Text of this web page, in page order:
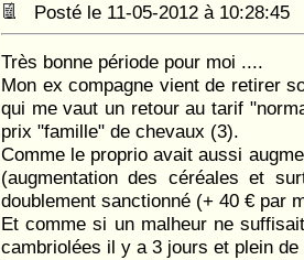
Posté le 11-05-2012 à
Très bonne période pour moi ....
Mon ex compagne vient de retirer
qui me vaut un retour au tarif
prix "famille" de chevaux (3).
Comme le proprio avait aussi
(augmentation des céréales et
doublement sanctionné (+ 40 € par
Et comme si un malheur ne
cambriolées il y a 3 jours et plein